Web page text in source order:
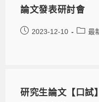
論文發表研討會
2023-12-10 最
研究生論文【口試